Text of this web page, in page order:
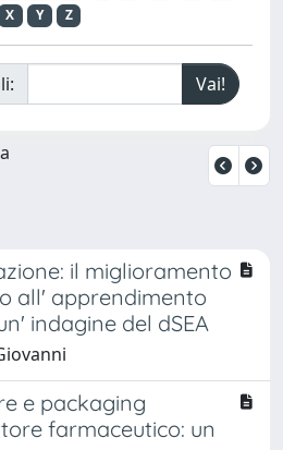
X
Y Z
il miglioramento
all' apprendimento
indagine del dSEA
e packaging
farmaceutico: un